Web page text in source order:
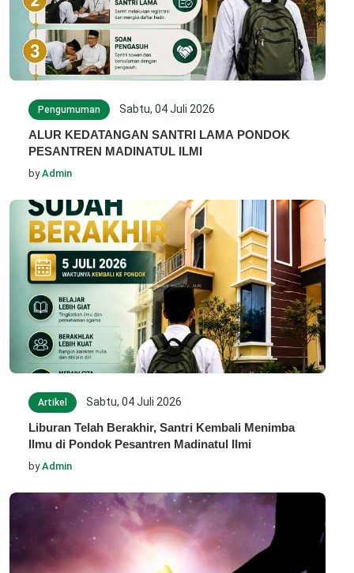
Pengumuman Sabtu, 04 Juli 2026
ALUR KEDATANGAN SANTRI LAMA PONDOK
PESANTREN MADINATUL ILMI
by Admin
Artikel Sabtu, 04 Juli 2026
Liburan Telah Berakhir, Santri Kembali Menimba
Ilmu di Pondok Pesantren Madinatul Ilmi
by Admin